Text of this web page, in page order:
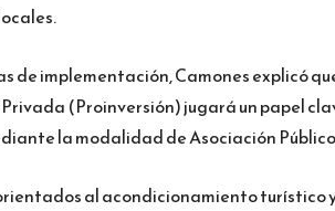
de implementación, Camones explicó
(Proinversión) jugará un papel
la modalidad de Asociación
al acondicionamiento turístico